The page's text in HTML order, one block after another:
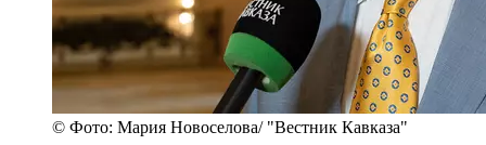
© Фото: Мария Новоселова/ "Вестник Кавказа"